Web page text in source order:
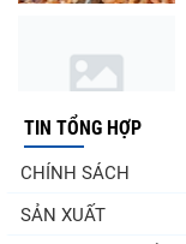
TIN TỔNG HỢP
CHÍNH SÁCH
SẢN XUẤT